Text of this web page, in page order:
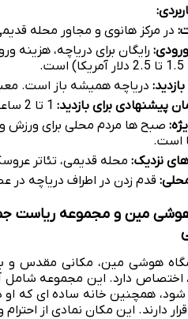
در مرکز هانوی و مجاور محله
دریاچه همیشه باز است. معبد نگوک سون
پیشنهادی برای بازدید:
صبح ها مردم محلی برای ورزش
است.
نزدیک: محله قدیمی، تئاتر
قدم زدن در اطراف دریاچه در
هوشی مین، مکانی مقدس و
دارد. این مجموعه شامل
همچنین خانه ساده ای که او
دارند. این مکان نمادی از